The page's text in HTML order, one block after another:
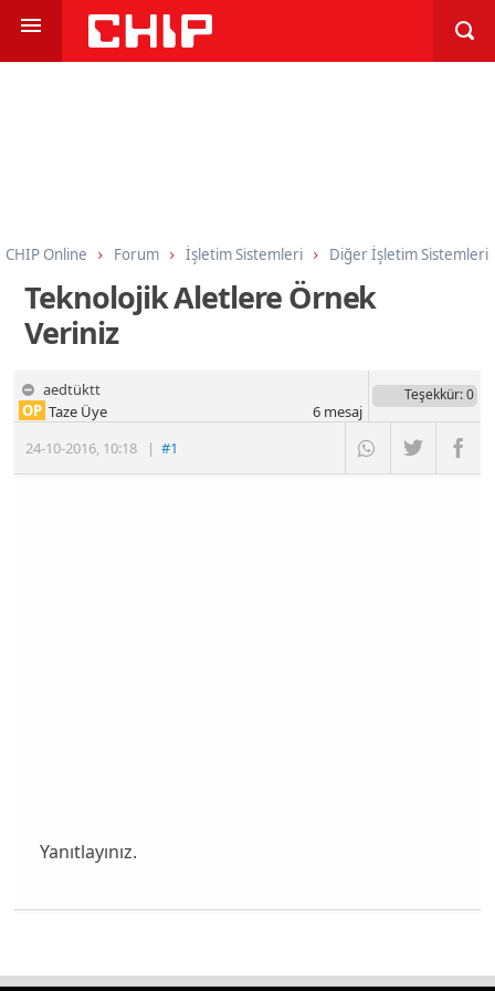
CHIP Online Forum İşletim Sistemleri Diğer İşletim Sistemleri
Teknolojik Aletlere Örnek
Veriniz
aedtüktt
24-10-2016, 10:18 |#1
OP Taze Üye
Teşekkür: 0
6mesaj
Yanıtlayınız.